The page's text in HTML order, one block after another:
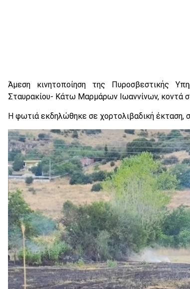
Άμεση κινητοποίηση της Πυροσβεστικής
Σταυρακίου- Κάτω Μαρμάρων Ιωαννίνων, κοντά
Η φωτιά εκδηλώθηκε σε χορτολιβαδική έκταση,